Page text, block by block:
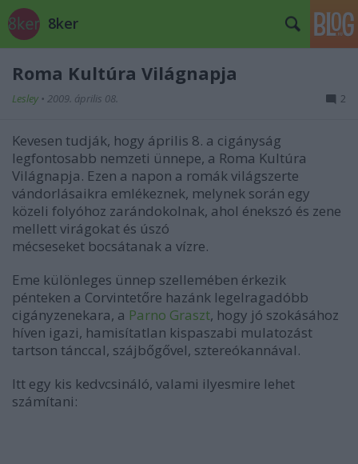
8ker
Roma Kultúra Világnapja
Lesley • 2009. április 08. 2
Kevesen tudják, hogy április 8. a cigányság
legfontosabb nemzeti ünnepe, a Roma Kultúra
Világnapja. Ezen a napon a romák világszerte
vándorlásaikra emlékeznek, melynek során egy
közeli folyóhoz zarándokolnak, ahol énekszó és zene
mellett virágokat és úszó
mécseseket bocsátanak a vízre.
Eme különleges ünnep szellemében érkezik
pénteken a Corvintetőre hazánk legelragadóbb
cigányzenekara, a Parno Graszt, hogy jó szokásához
híven igazi, hamisítatlan kispaszabi mulatozást
tartson tánccal, szájbőgővel, sztereókannával.
Itt egy kis kedvcsináló, valami ilyesmire lehet
számítani: